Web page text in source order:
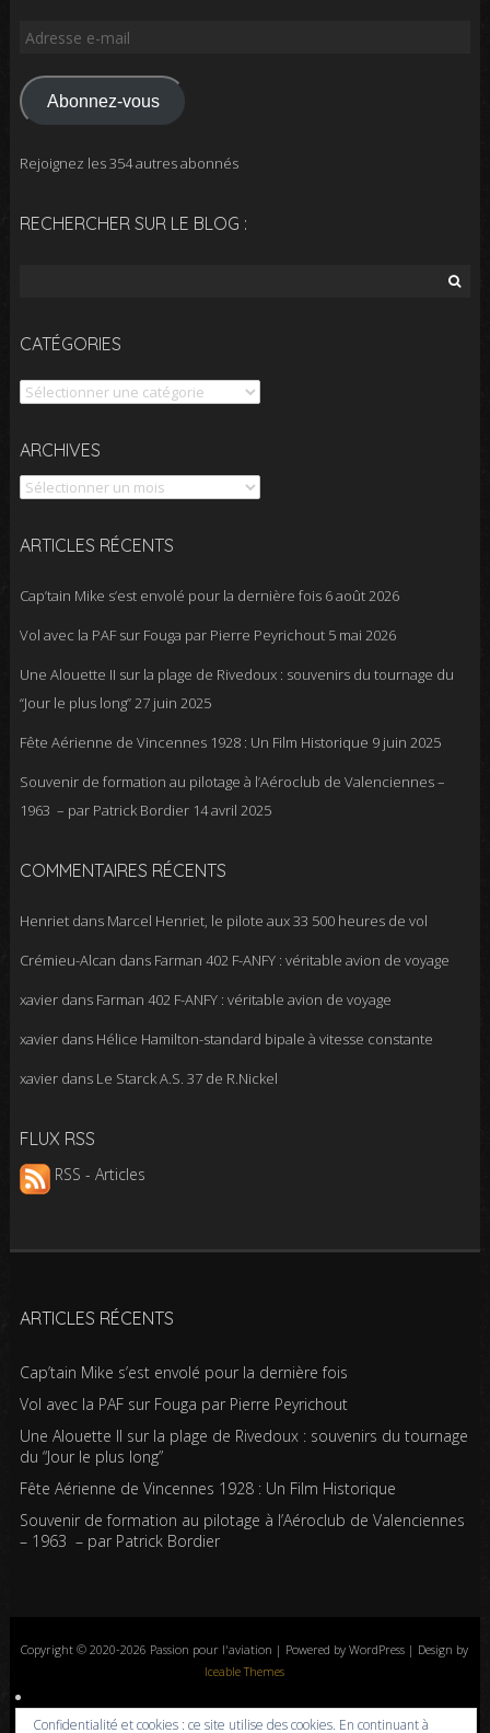
Adresse
mail
Abonnez-vous
Rejoignez les 354 autres abonnés
RECHERCHER SUR LE BLOG :
CATÉGORIES
Catégories
ARCHIVES
Archives
ARTICLES RÉCENTS
Cap’tain Mike s’est envolé pour la dernière fois 6 août 2026
Vol avec la PAF sur Fouga par Pierre Peyrichout 5 mai 2026
Une Alouette II sur la plage de Rivedoux : souvenirs du tournage du
“Jour le plus long”27 juin 2025
Fête Aérienne de Vincennes 1928 : Un Film Historique 9 juin 2025
Souvenir de formation au pilotage à l’Aéroclub de Valenciennes –
1963 – par Patrick Bordier 14 avril 2025
COMMENTAIRES RÉCENTS
Henrietdans Marcel Henriet, le pilote aux 33 500 heures de vol
Crémieu-Alcan dans Farman 402 F-ANFY : véritable avion de voyage
xavierdans Farman 402 F-ANFY : véritable avion de voyage
xavierdans Hélice Hamilton-standard bipale à vitesse constante
xavierdans Le Starck A.S. 37 de R.Nickel
FLUX RSS
RSS - Articles
ARTICLES RÉCENTS
Cap’tain Mike s’est envolé pour la dernière fois
Vol avec la PAF sur Fouga par Pierre Peyrichout
Une Alouette II sur la plage de Rivedoux : souvenirs du tournage
du “Jour le plus long”
Fête Aérienne de Vincennes 1928 : Un Film Historique
Souvenir de formation au pilotage à l’Aéroclub de Valenciennes
– 1963 – par Patrick Bordier
Copyright © 2020-2026 Passion pour l'aviation | Powered by WordPress | Design by
Iceable Themes
Accueil Blog Albums photos Histoires de l’aviation
Contrôle aérien
Confidentialité et cookies : ce site utilise des cookies. En continuant à